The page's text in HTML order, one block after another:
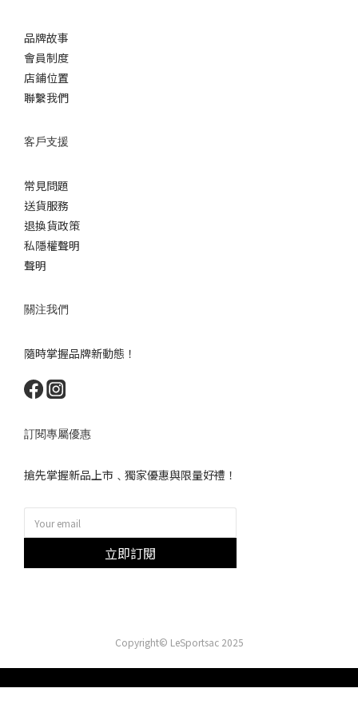
品牌故事
會員制度
店鋪位置
聯繫我們
客戶支援
常見問題
送貨服務
退換貨政策
私隱權聲明
聲明
關注我們
隨時掌握品牌新動態！
訂閱專屬優惠
搶先掌握新品上市﹑獨家優惠與限量好禮！
立即訂閱
Copyright© LeSportsac 2025